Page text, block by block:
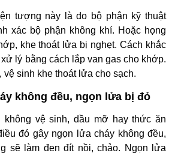
tượng này là do bộ phận kỹ thuật
xác bộ phận không khí. Hoặc họng
khe thoát lửa bị nghẹt. Cách khắc
lý bằng cách lắp van gas cho khớp.
sinh khe thoát lửa cho sạch.
không đều, ngọn lửa bị đỏ
không vệ sinh, dầu mỡ hay thức ăn
đó gây ngọn lửa cháy không đều,
sẽ làm đen đít nồi, chảo. Ngọn lửa